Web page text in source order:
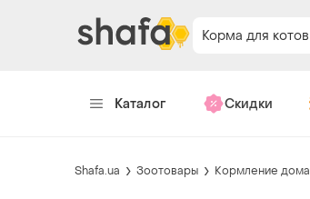
Корма для котов
Каталог Скидки
Shafa.ua Зоотовары Кормление